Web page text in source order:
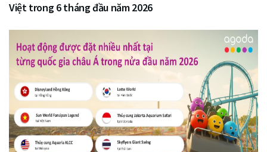
Việt trong 6 tháng đầu năm 2026